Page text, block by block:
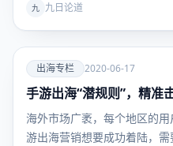
九 九日论道
爱
出海专
栏
出海专栏 2020-06-17
手游出海“潜规则”，精准
海外市场广袤，每个地区的
游出海营销想要成功着陆，